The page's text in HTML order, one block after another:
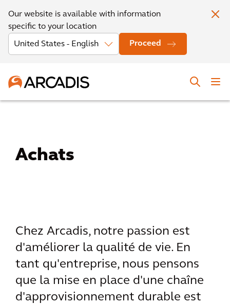
Our website is available with information
specific to your location
Proceed
Achats
Chez Arcadis, notre passion est
d'améliorer la qualité de vie. En
tant qu'entreprise, nous pensons
que la mise en place d'une chaîne
d'approvisionnement durable est